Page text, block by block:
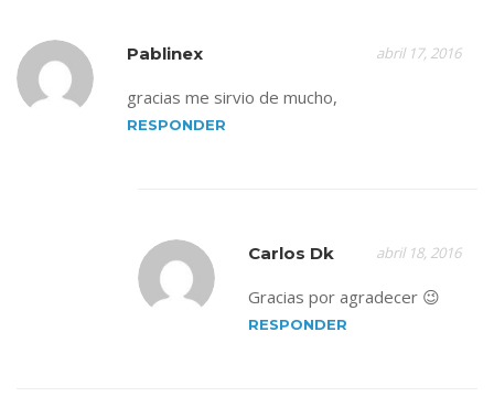
Pablinex abril 17, 2016
gracias me sirvio de mucho,
RESPONDER
Carlos Dk abril 18, 2016
Gracias por agradecer 😉
RESPONDER